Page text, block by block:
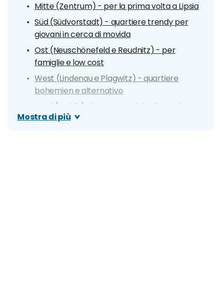
Mitte (Zentrum) - per la prima volta a Lipsia
Süd (Südvorstadt) - quartiere trendy per
giovani in cerca di movida
Ost (Neuschönefeld e Reudnitz) - per
famiglie e low cost
West (Lindenau e Plagwitz) - quartiere
bohemien e alternativo
Nord (Gohlis) - low cost e vicino la stazione
Paesi vicino Lipsia dove alloggiare
Mostra di più